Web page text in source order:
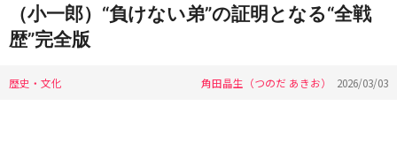
（小一郎）“負けない弟”の証明となる“全戦
歴”完全版
歴史・文化 角田晶生（つのだ あきお） 2026/03/03